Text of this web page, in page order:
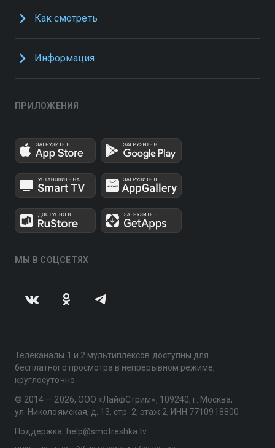
Как смотреть
Информация
ПРИЛОЖЕНИЯ
МЫ В СОЦСЕТЯХ
Телеканалы 1 и 2 мультиплексов доступны для
бесплатного просмотра в непрерывном режиме,
круглосуточно.
© 2014 — 2026, ООО «ЛайфСтрим», 109240, г. Москва,
ул. Николоямская, д. 13, стр. 2, этаж 2, ИНН 7710918800
Поддержка: help@smotreshka.tv